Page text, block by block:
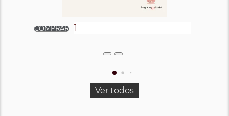
Ver todos